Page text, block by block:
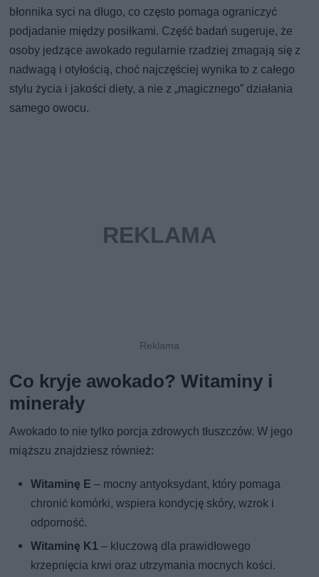
błonnika syci na długo, co często pomaga ograniczyć
podjadanie między posiłkami. Część badań sugeruje, że
osoby jedzące awokado regularnie rzadziej zmagają się z
nadwagą i otyłością, choć najczęściej wynika to z całego
stylu życia i jakości diety, a nie z „magicznego” działania
samego owocu.
Co kryje awokado? Witaminy i
minerały
Awokado to nie tylko porcja zdrowych tłuszczów. W jego
miąższu znajdziesz również:
Witaminę E – mocny antyoksydant, który pomaga
chronić komórki, wspiera kondycję skóry, wzrok i
odporność.
Witaminę K1 – kluczową dla prawidłowego
krzepnięcia krwi oraz utrzymania mocnych kości.